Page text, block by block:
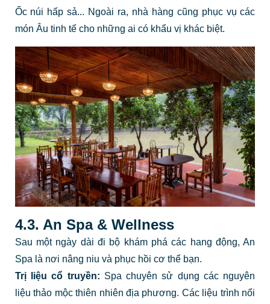
Ốc núi hấp sả... Ngoài ra, nhà hàng cũng phục vụ các
món Âu tinh tế cho những ai có khẩu vị khác biệt.
4.3. An Spa & Wellness
Sau một ngày dài đi bộ khám phá các hang động, An
Spa là nơi nâng niu và phục hồi cơ thể bạn.
Trị liệu cổ truyền: Spa chuyên sử dụng các nguyên
liệu thảo mộc thiên nhiên địa phương. Các liệu trình nổi